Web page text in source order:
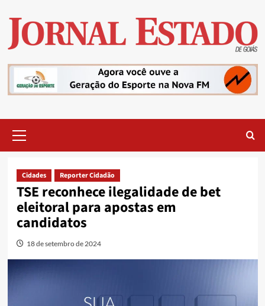
content
Menu
Cidades Reporter Cidadão
TSE reconhece ilegalidade de bet
eleitoral para apostas em
candidatos
18 de setembro de 2024